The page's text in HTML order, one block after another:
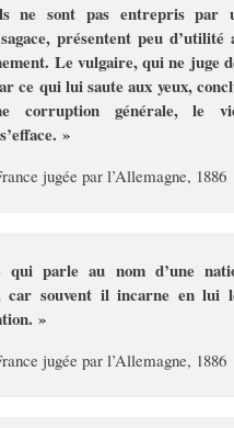
ne sont pas entrepris par
présentent peu d’utilité
Le vulgaire, qui ne juge
ce qui lui saute aux yeux,
corruption générale, le
»
jugée par l’Allemagne, 1886
parle au nom d’une
car souvent il incarne en lui
»
jugée par l’Allemagne, 1886